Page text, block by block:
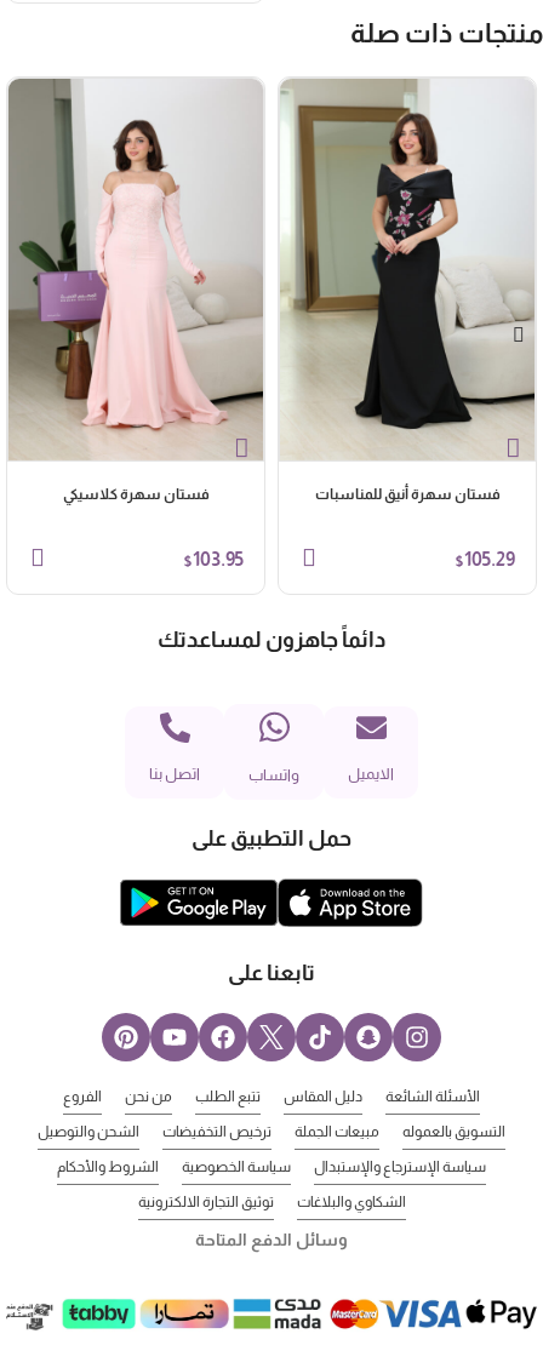
ذات صلة
فستان سهرة أنيق للمناسبات
$105.29
فستان سهرة كلاسيكي
$103.95
دائماً جاهزون لمساعدتك
الايميل واتساب اتصل بنا
حمل التطبيق على
تابعنا على
الأسئلة الشائعة دليل المقاس تتبع الطلب من نحن الفروع
التسويق بالعموله مبيعات الجملة ترخيص التخفيضات الشحن والتوصيل
سياسة الإسترجاع والإستبدال سياسة الخصوصية الشروط والأحكام
الشكاوي والبلاغات توثيق التجارة الالكترونية
وسائل الدفع المتاحة